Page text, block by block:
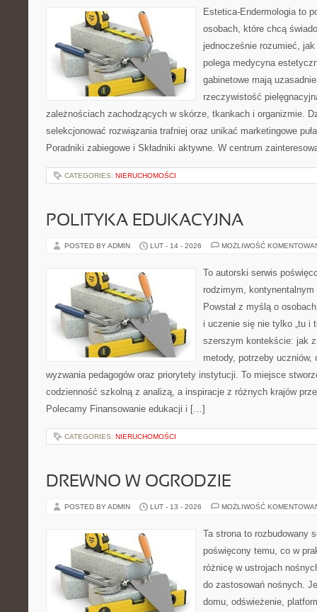
Estetica-Endermologia to
osobach, które chcą
jednocześnie rozumieć,
polega medycyna
gabinetowe mają
rzeczywistość
zależnościach zachodzących w skórze, tkankach i organizmie.
selekcjonować rozwiązania trafniej oraz unikać marketingowe
Poradniki zabiegowe i Składniki aktywne. W centrum
CATEGORIES: NIERUCHOMOŚCI
POLITYKA EDUKACYJNA
POSTED BY ADMIN LUT - 14 - 2026 MOŻLIWOŚĆ
To autorski serwis
rodzimym,
Powstał z myślą o
i uczenie się nie tylko „tu i
szerszym kontekście: jak
metody, potrzeby
wyzwania pedagogów oraz priorytety instytucji. To miejsce
codzienność szkolną z analizą, a inspiracje z różnych krajów
Polecamy Finansowanie edukacji i […]
CATEGORIES: NIERUCHOMOŚCI
DREWNO W OGRODZIE
POSTED BY ADMIN LUT - 13 - 2026 MOŻLIWOŚĆ
Ta strona to rozbudowany
poświęcony temu, co w
różnicę w ustrojach
do zastosowań nośnych.
domu, odświeżenie,